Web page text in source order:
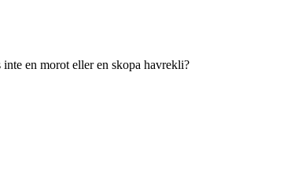
en morot eller en skopa havrekli?